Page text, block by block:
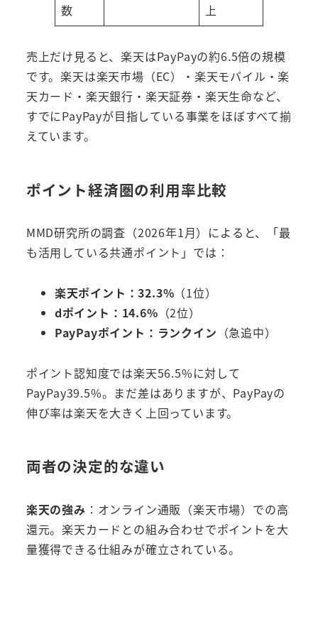
数
上
売上だけ見ると、楽天はPayPayの約6.5倍の規模
です。楽天は楽天市場（EC）・楽天モバイル・楽
天カード・楽天銀行・楽天証券・楽天生命など、
すでにPayPayが目指している事業をほぼすべて揃
えています。
ポイント経済圏の利用率比較
MMD研究所の調査（2026年1月）によると、「最
も活用している共通ポイント」では：
楽天ポイント：32.3% （1位）
dポイント：14.6% （2位）
PayPayポイント：ランクイン （急追中）
ポイント認知度では楽天56.5%に対して
PayPay39.5%。まだ差はありますが、PayPayの
伸び率は楽天を大きく上回っています。
両者の決定的な違い
楽天の強み ：オンライン通販（楽天市場）での高
還元。楽天カードとの組み合わせでポイントを大
量獲得できる仕組みが確立されている。